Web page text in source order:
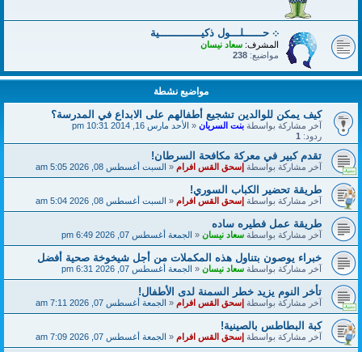
܀ حــــــلـــول ذكيـــــــــــــية
المشرف: سعاد نيسان
مواضيع: 238
مواضيع نشطة
كيف يمكن للوالدين تشجيع أطفالهم على الابداع في المدرسة؟
آخر مشاركة بواسطة بنت السريان « الأحد مارس 16, 2014 10:31 pm
ردود: 1
تقدم كبير في معركة مكافحة السرطان!
آخر مشاركة بواسطة إسحق القس افرام « السبت أغسطس 08, 2026 5:05 am
طريقة تحضير الكباب السوري!
آخر مشاركة بواسطة إسحق القس افرام « السبت أغسطس 08, 2026 5:04 am
طريقة عمل فطيره ساده
آخر مشاركة بواسطة سعاد نيسان « الجمعة أغسطس 07, 2026 6:49 pm
خبراء يوصون بتناول هذه المكملات من أجل شيخوخة صحية أفضل
آخر مشاركة بواسطة سعاد نيسان « الجمعة أغسطس 07, 2026 6:31 pm
تأخر النوم يزيد خطر السمنة لدى الأطفال!
آخر مشاركة بواسطة إسحق القس افرام « الجمعة أغسطس 07, 2026 7:11 am
كبة البطاطس بالصينية!
آخر مشاركة بواسطة إسحق القس افرام « الجمعة أغسطس 07, 2026 7:09 am